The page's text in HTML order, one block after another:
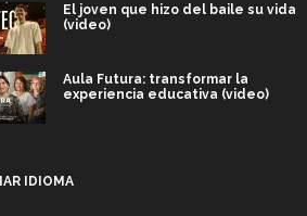
El joven que hizo del baile su vida
(video)
Aula Futura: transformar la
experiencia educativa (video)
IDIOMA